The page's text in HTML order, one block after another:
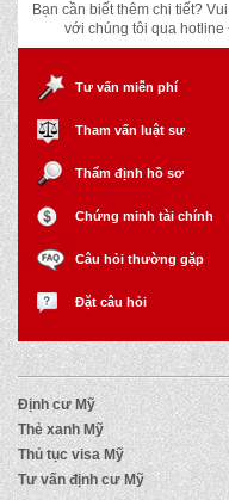
Bạn cần biết thêm chi tiết?
với chúng tôi qua hotline
Tư vấn miễn phí
Tham vấn luật sư
Thẩm định hồ sơ
Chứng minh tài chính
Câu hỏi thường gặp
Đặt câu hỏi
Định cư Mỹ
Thẻ xanh Mỹ
Thủ tục visa Mỹ
Tư vấn định cư Mỹ